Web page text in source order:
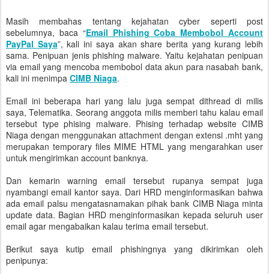
Masih membahas tentang kejahatan cyber seperti post
sebelumnya, baca “Email Phishing Coba Membobol Account
PayPal Saya”, kali ini saya akan share berita yang kurang lebih
sama. Penipuan jenis phishing malware. Yaitu kejahatan penipuan
via email yang mencoba membobol data akun para nasabah bank,
kali ini menimpa CIMB Niaga.
Email ini beberapa hari yang lalu juga sempat dithread di milis
saya, Telematika. Seorang anggota milis memberi tahu kalau email
tersebut type phising malware. Phising terhadap website CIMB
Niaga dengan menggunakan attachment dengan extensi .mht yang
merupakan temporary files MIME HTML yang mengarahkan user
untuk mengirimkan account banknya.
Dan kemarin warning email tersebut rupanya sempat juga
nyambangi email kantor saya. Dari HRD menginformasikan bahwa
ada email palsu mengatasnamakan pihak bank CIMB Niaga minta
update data. Bagian HRD menginformasikan kepada seluruh user
email agar mengabaikan kalau terima email tersebut.
Berikut saya kutip email phishingnya yang dikirimkan oleh
penipunya: